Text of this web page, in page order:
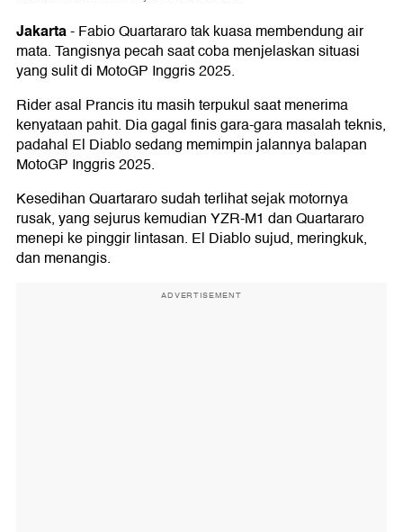
Jakarta-Fabio Quartararo tak kuasa membendung air
mata. Tangisnya pecah saat coba menjelaskan situasi
yang sulit di MotoGP Inggris 2025.
Rider asal Prancis itu masih terpukul saat menerima
kenyataan pahit. Dia gagal finis gara-gara masalah teknis,
padahal El Diablo sedang memimpin jalannya balapan
MotoGP Inggris 2025.
Kesedihan Quartararo sudah terlihat sejak motornya
rusak, yang sejurus kemudian YZR-M1 dan Quartararo
menepi ke pinggir lintasan. El Diablo sujud, meringkuk,
dan menangis.
ADVERTISEMENT